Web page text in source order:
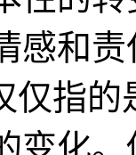
感和
仅指
变化